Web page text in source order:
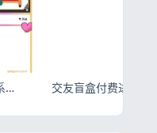
情义二开盲盒脱单交友系统 PHP完整源码